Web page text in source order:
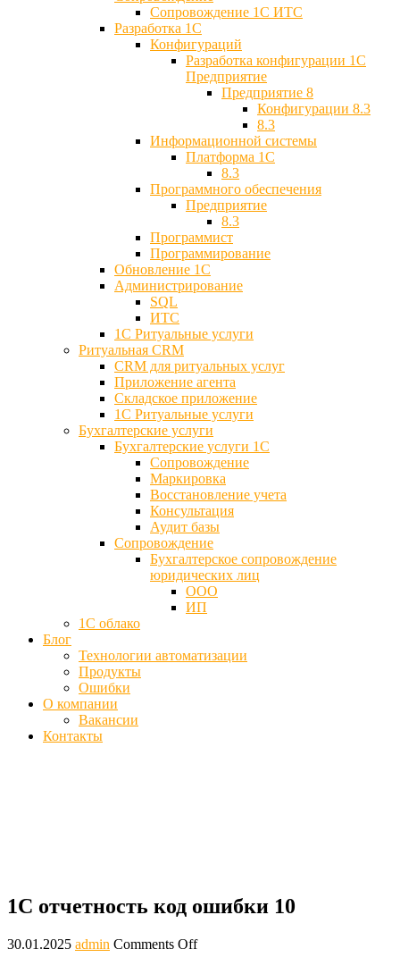
Cопровождение 1С ИТС
Разработка 1C
Конфигураций
Разработка конфигурации 1С
Предприятие
Предприятие 8
Конфигурации 8.3
8.3
Информационной системы
Платформа 1С
8.3
Программного обеспечения
Предприятие
8.3
Программист
Программирование
Обновление 1С
Администрирование
SQL
ИТС
1С Ритуальные услуги
Ритуальная CRM
CRM для ритуальных услуг
Приложение агента
Складское приложение
1С Ритуальные услуги
Бухгалтерские услуги
Бухгалтерские услуги 1С
Сопровождение
Маркировка
Восстановление учета
Консультация
Аудит базы
Cопровождение
Бухгалтерское сопровождение
юридических лиц
ООО
ИП
1С облако
Блог
Технологии автоматизации
Продукты
Ошибки
О компании
Вакансии
Контакты
1С отчетность код ошибки 10
30.01.2025 admin Comments Off